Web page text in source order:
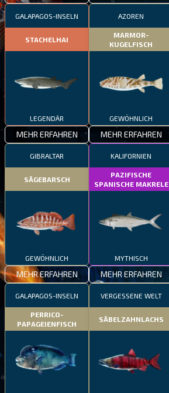
GALAPAGOS-INSELN
STACHELHAI
LEGENDÄR
MEHR ERFAHREN
AZOREN
MARMOR-
KUGELFISCH
GEWÖHNLICH
MEHR ERFAHREN
GIBRALTAR
SÄGEBARSCH
GEWÖHNLICH
MEHR ERFAHREN
KALIFORNIEN
PAZIFISCHE
SPANISCHE MAKRELE
MYTHISCH
MEHR ERFAHREN
GALAPAGOS-INSELN
PERRICO-
PAPAGEIENFISCH
VERGESSENE WELT
SÄBELZAHNLACHS